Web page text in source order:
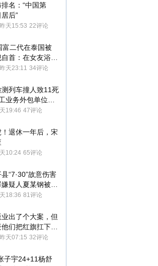
名：“中国第
后”
昨天15:53 22评论
富二代在泰国被
首：在女友浴室
昨天23:11 34评论
测列车撞人致11死
业务外包单位被
，国铁昆明局被
19:46 47评论
！退休一年后，宋
10:24 65评论
“7·30”故意伤害
疑人夏某钢被抓
18:36 81评论
出了个大案，但
们把红旗扛下去
昨天07:15 32评论
子宇24+11杨舒